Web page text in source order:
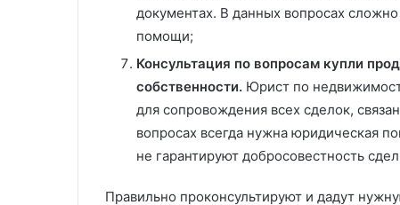
документах. В данных вопросах
помощи;
Консультация по вопросам купли
собственности. Юрист по
для сопровождения всех сделок,
вопросах всегда нужна юридическая
не гарантируют добросовестность
Правильно проконсультируют и дадут